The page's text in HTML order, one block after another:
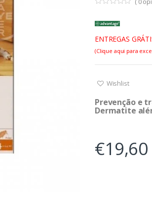
ENTREGAS
(Clique aqui para
Wishlist
Prevenção e
Dermatite
€19,60